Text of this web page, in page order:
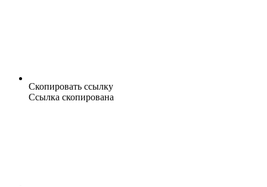
Скопировать ссылку
Ссылка скопирована